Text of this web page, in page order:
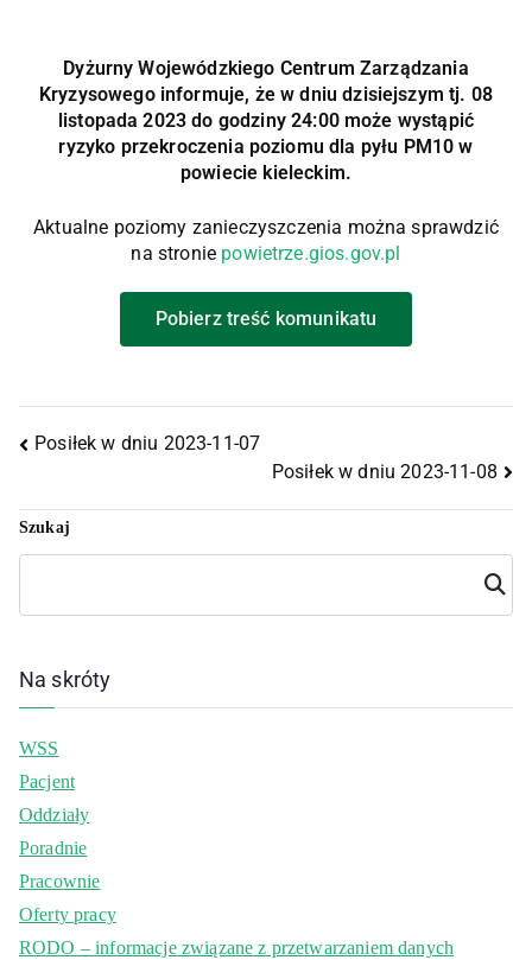
Dyżurny Wojewódzkiego Centrum Zarządzania
Kryzysowego informuje, że w dniu dzisiejszym tj. 08
listopada 2023 do godziny 24:00 może wystąpić
ryzyko przekroczenia poziomu dla pyłu PM10 w
powiecie kieleckim.
Aktualne poziomy zanieczyszczenia można sprawdzić
na stronie powietrze.gios.gov.pl
Pobierz treść komunikatu
Posiłek w dniu 2023-11-07
Posiłek w dniu 2023-11-08
Szukaj
Szuka
j
Na skróty
WSS
Pacjent
Oddziały
Poradnie
Pracownie
Oferty pracy
RODO – informacje związane z przetwarzaniem danych